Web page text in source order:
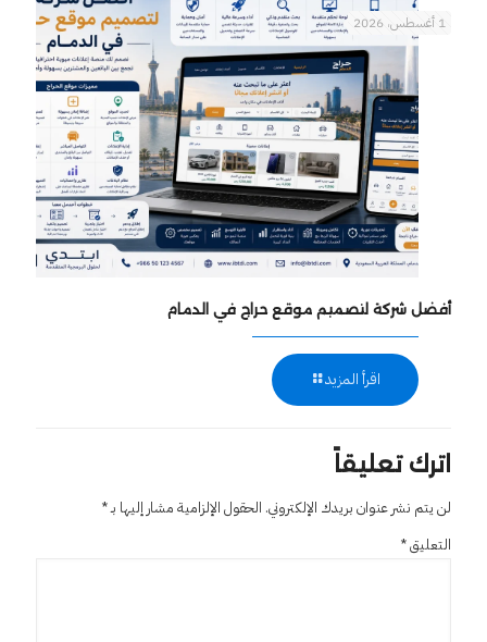
1 أغسطس، 2026
أفضل شركة لتصميم موقع حراج في الدمام
اقرأ المزيد
اترك تعليقاً
لن يتم نشر عنوان بريدك الإلكتروني. الحقول الإلزامية مشار إليها بـ*
التعليق*